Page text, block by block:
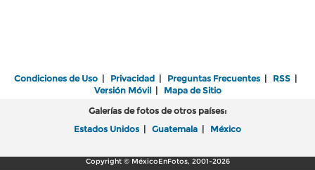
Condiciones de Uso | Privacidad | Preguntas Frecuentes | RSS |
Versión Móvil| Mapa de Sitio
Galerías de fotos de otros países:
Estados Unidos | Guatemala | México
Copyright © MéxicoEnFotos, 2001-2026